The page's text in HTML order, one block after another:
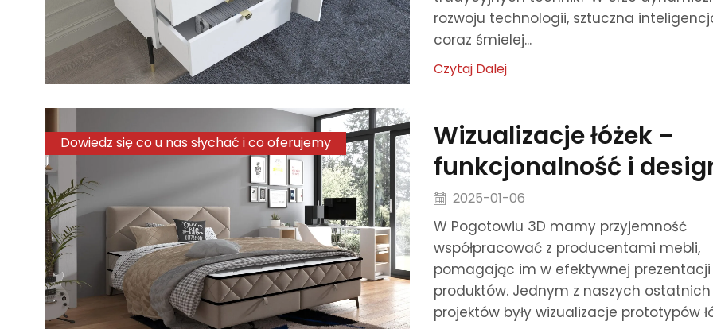
rozwoju technologii, sztuczna
coraz śmielej...
Czytaj Dalej
Dowiedz się co u nas słychać i co oferujemy
Wizualizacje łóżek –
funkcjonalność i
2025-01-06
W Pogotowiu 3D mamy przyjemność
współpracować z producentami mebli,
pomagając im w efektywnej
produktów. Jednym z naszych ostatnich
projektów były wizualizacje prototypów